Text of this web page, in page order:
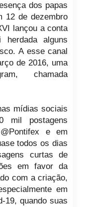
dos papas
12 de dezembro
lançou a conta
alguns
A esse canal
de 2016, uma
chamada
mídias sociais
mil postagens
e em
todos os dias
curtas de
em favor da
com a criação,
em
19, quando suas